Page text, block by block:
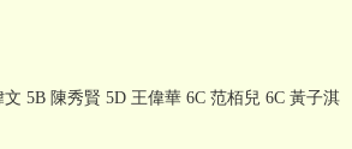
5B 陳秀賢 5D 王偉華 6C 范栢兒 6C 黃子淇